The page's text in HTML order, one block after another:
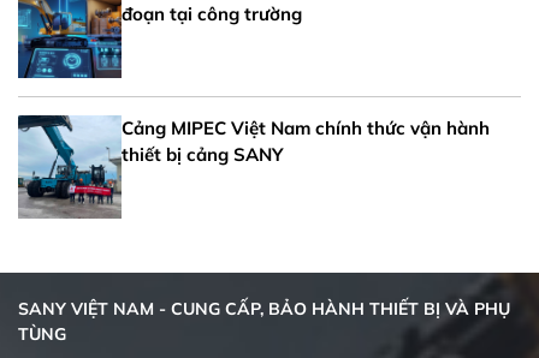
đoạn tại công trường
Cảng MIPEC Việt Nam chính thức vận hành
thiết bị cảng SANY
SANY VIỆT NAM - CUNG CẤP, BẢO HÀNH THIẾT BỊ VÀ PHỤ
TÙNG